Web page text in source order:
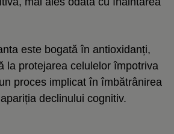
este bogată în antioxidanți,
la protejarea celulelor împotriva
proces implicat în îmbătrânirea
declinului cognitiv.